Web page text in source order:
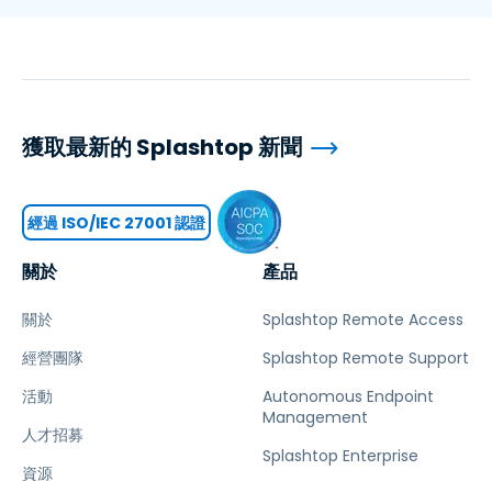
關於
關於
經營團隊
活動
人才招募
資源
產品
Splashtop Remote Access
Splashtop Remote Support
Autonomous Endpoint
Management
Splashtop Enterprise
獲取最新的 Splashtop 新聞
經過 ISO/IEC 27001 認證